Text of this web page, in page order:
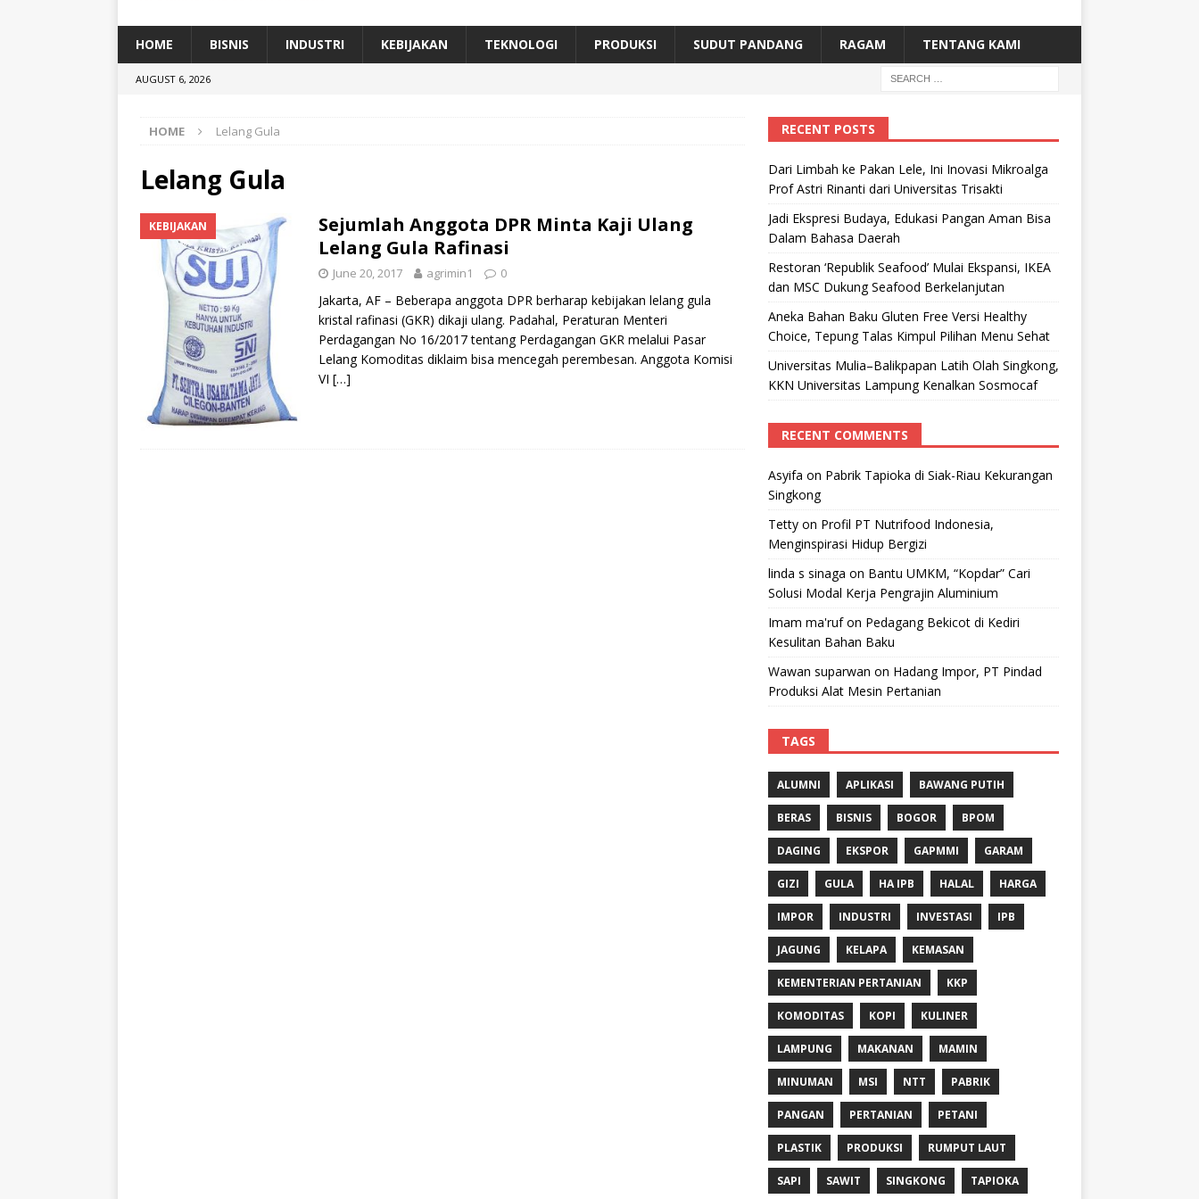
[ July 11, 2026 ] Dari Limbah ke Pakan Lele, Ini Inovasi Mikroalga Prof Astri Rinanti dari Universitas Trisakti
HOME BISNIS INDUSTRI KEBIJAKAN TEKNOLOGI PRODUKSI SUDUT PANDANG RAGAM TENTANG KAMI
AUGUST 6, 2026
HOME Lelang Gula
Lelang Gula
KEBIJAKAN
Sejumlah Anggota DPR Minta Kaji Ulang
Lelang Gula Rafinasi
June 20, 2017 agrimin1 0
Jakarta, AF – Beberapa anggota DPR berharap kebijakan lelang gula
kristal rafinasi (GKR) dikaji ulang. Padahal, Peraturan Menteri
Perdagangan No 16/2017 tentang Perdagangan GKR melalui Pasar
Lelang Komoditas diklaim bisa mencegah perembesan. Anggota Komisi
VI […]
RECENT POSTS
Dari Limbah ke Pakan Lele, Ini Inovasi Mikroalga
Prof Astri Rinanti dari Universitas Trisakti
Jadi Ekspresi Budaya, Edukasi Pangan Aman Bisa
Dalam Bahasa Daerah
Restoran ‘Republik Seafood’ Mulai Ekspansi, IKEA
dan MSC Dukung Seafood Berkelanjutan
Aneka Bahan Baku Gluten Free Versi Healthy
Choice, Tepung Talas Kimpul Pilihan Menu Sehat
Universitas Mulia–Balikpapan Latih Olah Singkong,
KKN Universitas Lampung Kenalkan Sosmocaf
RECENT COMMENTS
Asyifa on Pabrik Tapioka di Siak-Riau Kekurangan
Singkong
Tettyon Profil PT Nutrifood Indonesia,
Menginspirasi Hidup Bergizi
linda s sinaga on Bantu UMKM, “Kopdar” Cari
Solusi Modal Kerja Pengrajin Aluminium
Imam ma'rufon Pedagang Bekicot di Kediri
Kesulitan Bahan Baku
Wawan suparwan on Hadang Impor, PT Pindad
Produksi Alat Mesin Pertanian
TAGS
ALUMNI APLIKASI BAWANG PUTIH
BERAS BISNIS BOGOR BPOM
DAGING EKSPOR GAPMMI GARAM
GIZI GULA HA IPB HALAL HARGA
IMPOR INDUSTRI INVESTASI IPB
JAGUNG KELAPA KEMASAN
KEMENTERIAN PERTANIAN KKP
KOMODITAS KOPI KULINER
LAMPUNG MAKANAN MAMIN
MINUMAN MSI NTT PABRIK
PANGAN PERTANIAN PETANI
PLASTIK PRODUKSI RUMPUT LAUT
SAPI SAWIT SINGKONG TAPIOKA